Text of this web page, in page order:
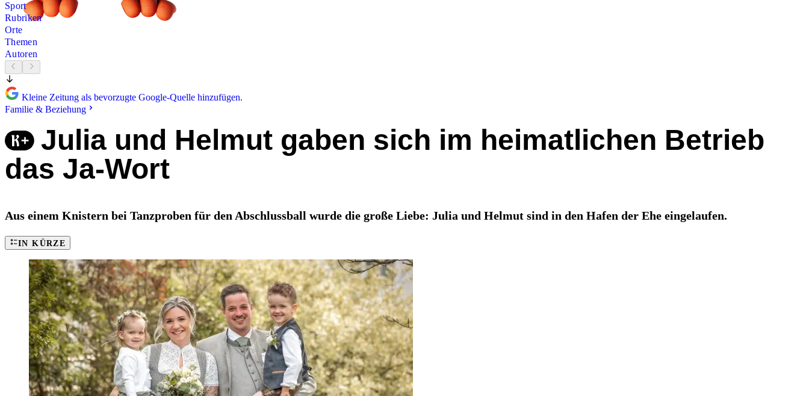
Sport
Rubriken
Orte
Themen
Autoren
Kleine Zeitung als bevorzugte Google-Quelle hinzufügen.
Familie & Beziehung
Julia und Helmut gaben sich im heimatlichen Betrieb
das Ja-Wort
Aus einem Knistern bei Tanzproben für den Abschlussball wurde die große Liebe: Julia und Helmut sind in den Hafen der Ehe eingelaufen.
IN KÜRZE